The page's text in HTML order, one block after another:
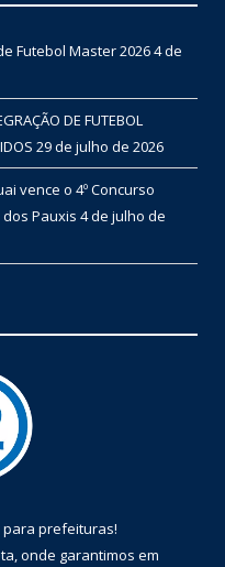
Futebol Master 20264 de
DE FUTEBOL
29 de julho de 2026
vence o 4º Concurso
Pauxis 4 de julho de
para prefeituras!
onde garantimos em